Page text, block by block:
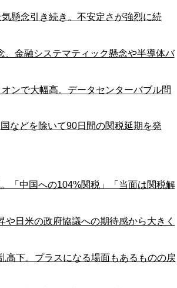
懸念引き続き。不安定さが強烈に続
金融システマティック懸念や半導体バ
ンで大幅高。データセンターバブル問
などを除いて90日間の関税延期を発
「中国への104%関税」「当面は関税解
日米の政府協議への期待感から大きく
下。プラスになる場面もあるものの戻